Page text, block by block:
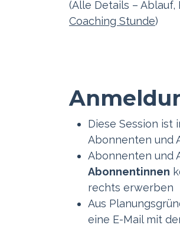
(Alle Details –
Coaching Stunde)
Diese Session ist
Abonnenten und
Abonnenten und
Abonnentinnen
rechts erwerben
Aus
eine E-Mail mit